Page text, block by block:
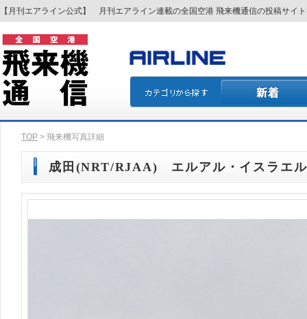
【月刊エアライン公式】 月刊エアライン連載の全国空港 飛来機通信の投稿サイ
TOP > 飛来機写真詳細
成田(NRT/RJAA) エルアル・イスラエ